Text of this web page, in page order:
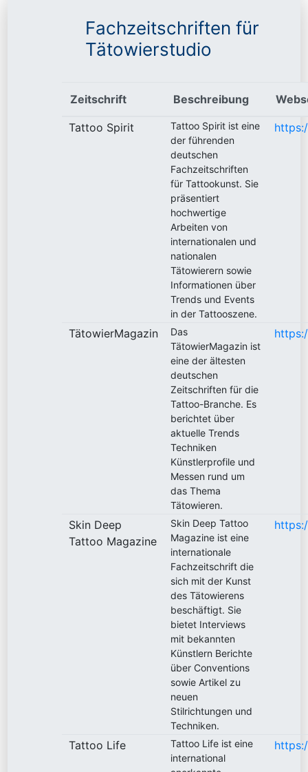
Fachzeitschriften für
Tätowierstudio
Zeitschrift Beschreibung
Tattoo Spirit
Tattoo Spirit ist eine
der führenden
deutschen
Fachzeitschriften
für Tattookunst. Sie
präsentiert
hochwertige
Arbeiten von
internationalen und
nationalen
Tätowierern sowie
Informationen über
Trends und Events
in der Tattooszene.
TätowierMagazin
Das
TätowierMagazin ist
eine der ältesten
deutschen
Zeitschriften für die
Tattoo-Branche. Es
berichtet über
aktuelle Trends
Techniken
Künstlerprofile und
Messen rund um
das Thema
Tätowieren.
Skin Deep
Tattoo Magazine
Skin Deep Tattoo
Magazine ist eine
internationale
Fachzeitschrift die
sich mit der Kunst
des Tätowierens
beschäftigt. Sie
bietet Interviews
mit bekannten
Künstlern Berichte
über Conventions
sowie Artikel zu
neuen
Stilrichtungen und
Techniken.
Tattoo Life
Tattoo Life ist eine
international